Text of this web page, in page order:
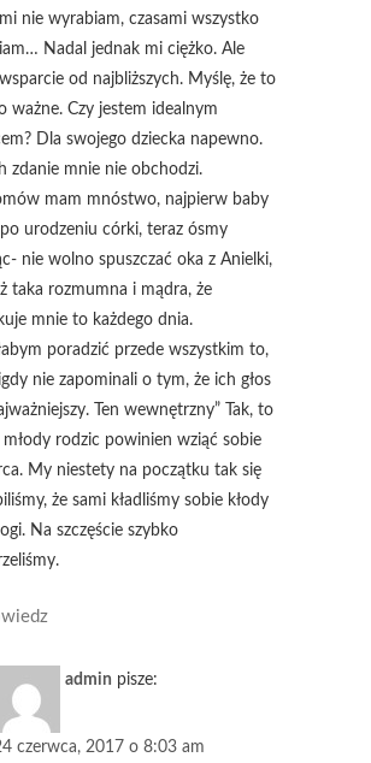
nie wyrabiam, czasami wszystko
Nadal jednak mi ciężko. Ale
od najbliższych. Myślę, że to
ważne. Czy jestem idealnym
Dla swojego dziecka napewno.
zdanie mnie nie obchodzi.
mam mnóstwo, najpierw baby
urodzeniu córki, teraz ósmy
nie wolno spuszczać oka z Anielki,
taka rozmumna i mądra, że
mnie to każdego dnia.
poradzić przede wszystkim to,
nie zapominali o tym, że ich głos
Ten wewnętrzny” Tak, to
młody rodzic powinien wziąć sobie
My niestety na początku tak się
że sami kładliśmy sobie kłody
Na szczęście szybko
admin pisze:
czerwca, 2017 o 8:03 am